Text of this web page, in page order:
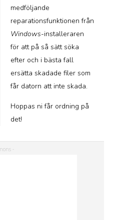
medföljande
reparationsfunktionen från
Windows-installeraren
för att på så sätt söka
efter och i bästa fall
ersätta skadade filer som
får datorn att inte skada.
Hoppas ni får ordning på
det!